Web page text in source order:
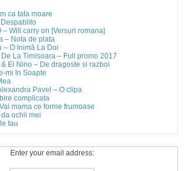
ca tata moare
– Will carry on [Versuri romana]
– Nota de plata
– O Inimă La Doi
La Timisoara – Full promo 2017
El Nino – De dragoste si razboi
mi In Soapte
Pavel – O clipa
complicata
mama ce forme frumoase
ochii mei
tau
Enter your email address: